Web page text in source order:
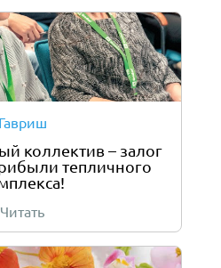
Гавриш
коллектив – залог
тепличного
Читать